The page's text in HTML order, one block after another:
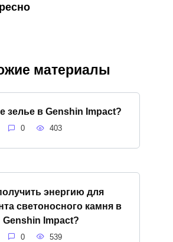
материалы
зелье в Genshin Impact?
0 403
энергию для
светоносного камня в
Genshin Impact?
0 539